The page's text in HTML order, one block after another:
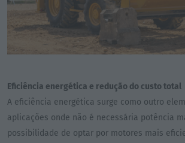
Eficiência energética e redução do custo total
A eficiência energética surge como outro
aplicações onde não é necessária potência
possibilidade de optar por motores mais